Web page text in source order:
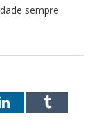
sempre
LinkedInTumblr